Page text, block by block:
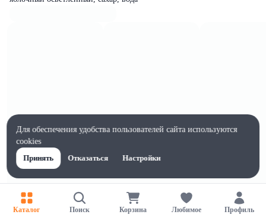
Характеристики
Жиры на 100г, г
Каталог Поиск Корзина Любимое Профиль
Для обеспечения удобства пользователей сайта используются
cookies
Принять
Отказаться Настройки